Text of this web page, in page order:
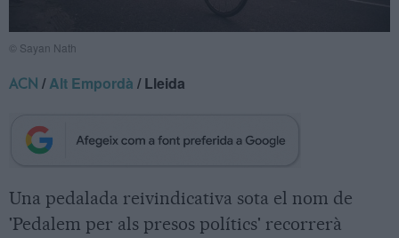
© Sayan Nath
ACN /Alt Empordà / Lleida
Una pedalada reivindicativa sota el nom de
'Pedalem per als presos polítics' recorrerà